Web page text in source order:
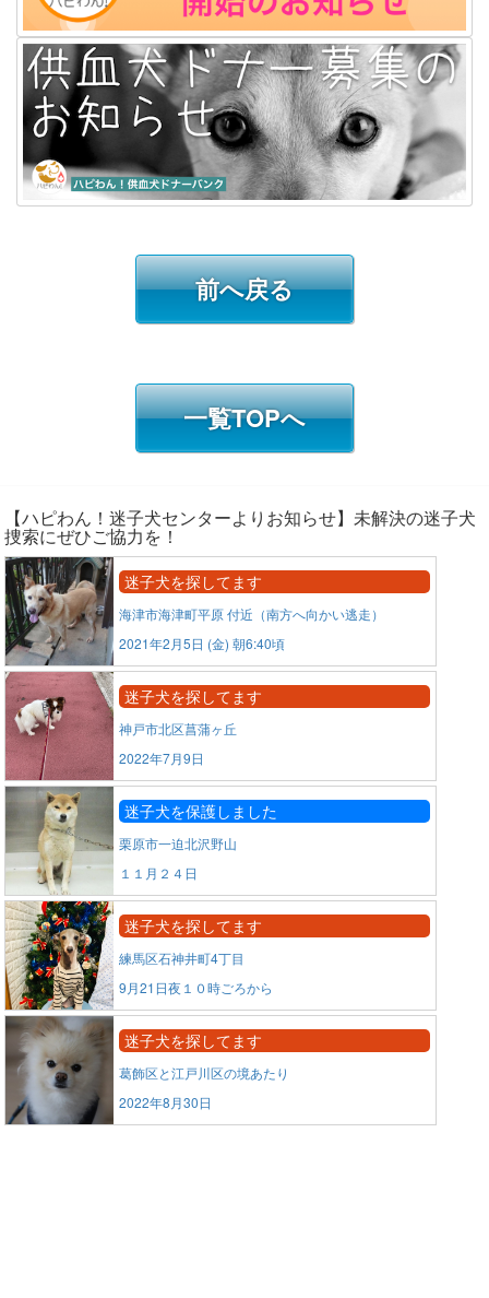
前へ戻る
一覧TOPへ
【ハピわん！迷子犬センターよりお知らせ】未解決の迷子犬
捜索にぜひご協力を！
迷子犬を探してます
海津市海津町平原 付近（南方へ向かい逃走）
2021年2月5日 (金) 朝6:40頃
迷子犬を探してます
神戸市北区菖蒲ヶ丘
2022年7月9日
迷子犬を保護しました
栗原市一迫北沢野山
１１月２４日
迷子犬を探してます
練馬区石神井町4丁目
9月21日夜１０時ごろから
迷子犬を探してます
葛飾区と江戸川区の境あたり
2022年8月30日